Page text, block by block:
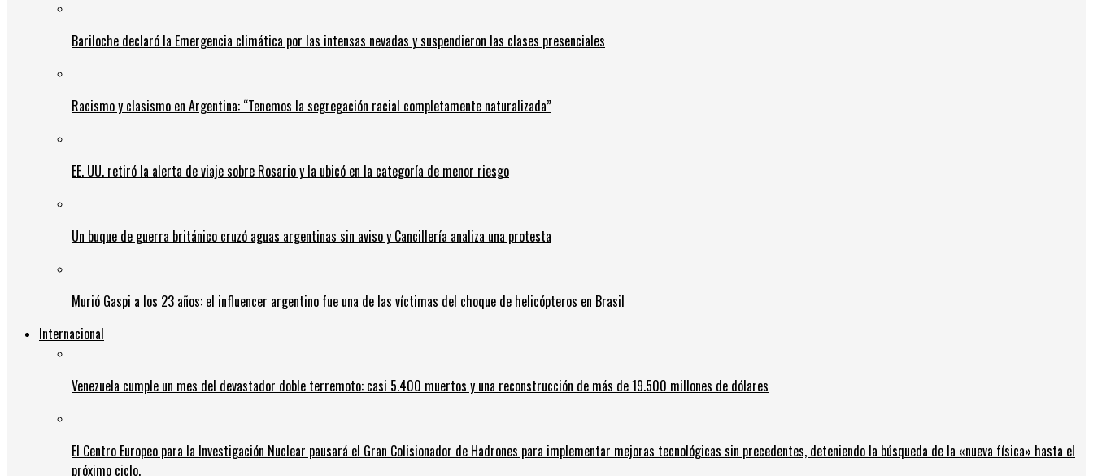
Bariloche declaró la Emergencia climática por las intensas nevadas y suspendieron las clases presenciales
Racismo y clasismo en Argentina: “Tenemos la segregación racial completamente naturalizada”
EE. UU. retiró la alerta de viaje sobre Rosario y la ubicó en la categoría de menor riesgo
Un buque de guerra británico cruzó aguas argentinas sin aviso y Cancillería analiza una protesta
Murió Gaspi a los 23 años: el influencer argentino fue una de las víctimas del choque de helicópteros en Brasil
Internacional
Venezuela cumple un mes del devastador doble terremoto: casi 5.400 muertos y una reconstrucción de más de 19.500 millones de dólares
El Centro Europeo para la Investigación Nuclear pausará el Gran Colisionador de Hadrones para implementar mejoras tecnológicas sin precedentes, deteniendo la búsqueda de la «nueva física» hasta el
próximo ciclo.